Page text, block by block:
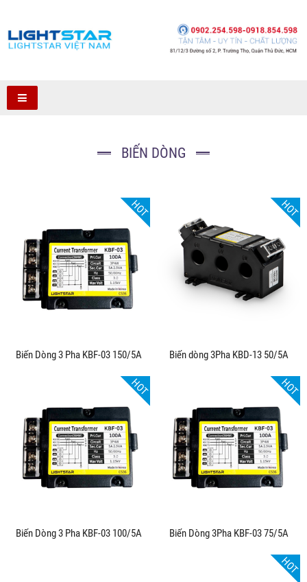
BIẾN DÒNG
HOT
Biến Dòng 3 Pha KBF-03 150/5A
HOT
Biến dòng 3Pha KBD-13 50/5A
HOT
Biến Dòng 3 Pha KBF-03 100/5A
HOT
Biến Dòng 3Pha KBF-03 75/5A
HOT